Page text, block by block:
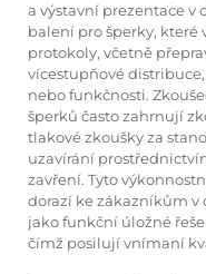
a výstavní prezentace v
balení pro šperky,
protokoly, včetně
vícestupňové
nebo funkčnosti.
šperků často zahrnují
tlakové zkoušky za
uzavírání
zavření. Tyto
dorazí ke zákazníkům v
jako funkční úložné
čímž posilují vnímaní